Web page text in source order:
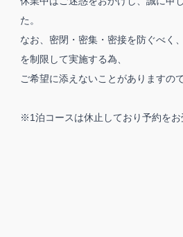
た。
なお、密閉・密集・密接を防ぐべく
を制限して実施する為、
ご希望に添えないことがありますの
※1泊コースは休止しており予約をお